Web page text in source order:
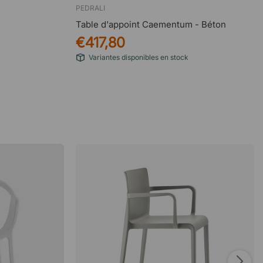
PEDRALI
Table d'appoint Caementum - Béton
€417,80
Variantes disponibles en stock